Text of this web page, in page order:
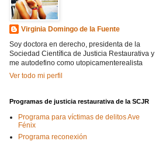
Virginia Domingo de la Fuente
Soy doctora en derecho, presidenta de la
Sociedad Científica de Justicia Restaurativa y
me autodefino como utopicamenterealista
Ver todo mi perfil
Programas de justicia restaurativa de la SCJR
Programa para víctimas de delitos Ave
Fénix
Programa reconexión